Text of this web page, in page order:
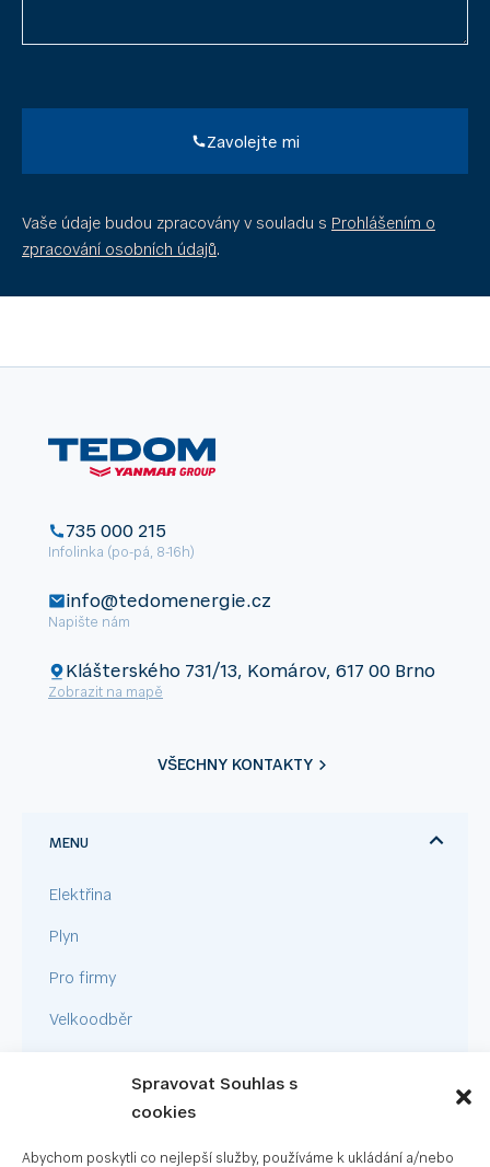
Spravovat Souhlas s
cookies
Abychom poskytli co nejlepší služby, používáme k ukládání a/nebo
Zavolejte mi
Vaše údaje budou zpracovány v souladu s Prohlášením o
zpracování osobních údajů.
735 000 215
Infolinka (po-pá, 8-16h)
info@tedomenergie.cz
Napište nám
Klášterského 731/13, Komárov, 617 00 Brno
Zobrazit na mapě
VŠECHNY KONTAKTY
MENU
Elektřina
Plyn
Pro firmy
Velkoodběr